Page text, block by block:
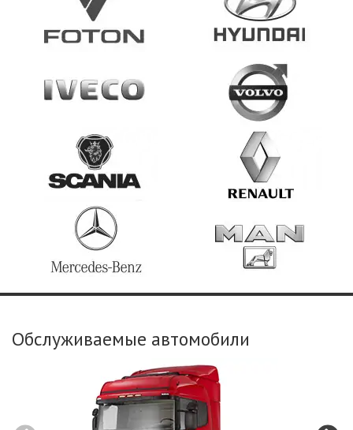
Обслуживаемые автомобили